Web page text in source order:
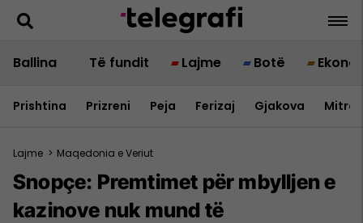
Ballina Të fundit Lajme Botë
Prishtina Prizreni Peja Ferizaj Gjakova
Lajme > Maqedonia e Veriut
Snopçe: Premtimet për mbylljen e
kazinove nuk mund të